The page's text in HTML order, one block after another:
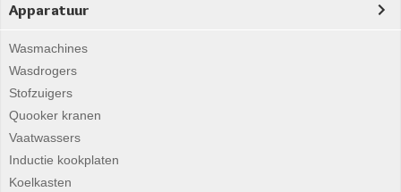
Apparatuur
Wasmachines
Wasdrogers
Stofzuigers
Quooker kranen
Vaatwassers
Inductie kookplaten
Koelkasten